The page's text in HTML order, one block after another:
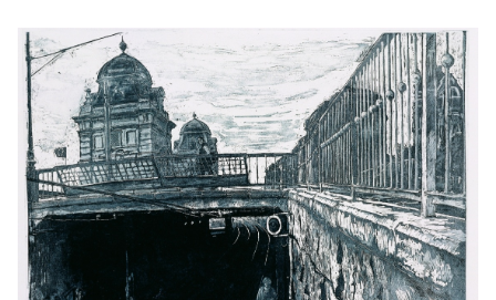
KIÁLLÍTÁSAINK
HÍREINK
RÓLUNK
EN
DE